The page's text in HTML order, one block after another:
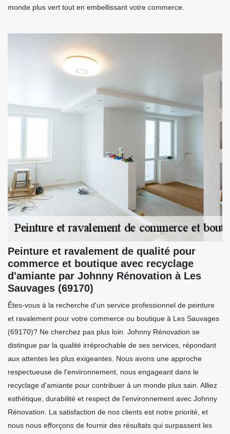
monde plus vert tout en embellissant votre commerce.
Peinture et ravalement de qualité pour
commerce et boutique avec recyclage
d'amiante par Johnny Rénovation à Les
Sauvages (69170)
Êtes-vous à la recherche d'un service professionnel de peinture
et ravalement pour votre commerce ou boutique à Les Sauvages
(69170)? Ne cherchez pas plus loin. Johnny Rénovation se
distingue par la qualité irréprochable de ses services, répondant
aux attentes les plus exigeantes. Nous avons une approche
respectueuse de l'environnement, nous engageant dans le
recyclage d'amiante pour contribuer à un monde plus sain. Alliez
esthétique, durabilité et respect de l'environnement avec Johnny
Rénovation. La satisfaction de nos clients est notre priorité, et
nous nous efforçons de fournir des résultats qui surpassent les